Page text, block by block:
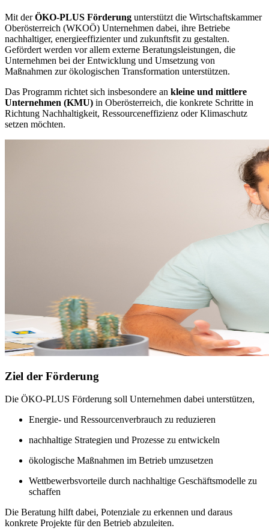
Mit derÖKO-PLUS Förderung unterstützt die Wirtschaftskammer
Oberösterreich (WKOÖ) Unternehmen dabei, ihre Betriebe
nachhaltiger, energieeffizienter und zukunftsfit zu gestalten.
Gefördert werden vor allem externe Beratungsleistungen, die
Unternehmen bei der Entwicklung und Umsetzung von
Maßnahmen zur ökologischen Transformation unterstützen.
Das Programm richtet sich insbesondere an kleine und mittlere
Unternehmen (KMU) in Oberösterreich, die konkrete Schritte in
Richtung Nachhaltigkeit, Ressourceneffizienz oder Klimaschutz
setzen möchten.
Ziel der Förderung
Die ÖKO-PLUS Förderung soll Unternehmen dabei unterstützen,
Energie- und Ressourcenverbrauch zu reduzieren
nachhaltige Strategien und Prozesse zu entwickeln
ökologische Maßnahmen im Betrieb umzusetzen
Wettbewerbsvorteile durch nachhaltige Geschäftsmodelle zu
schaffen
Die Beratung hilft dabei, Potenziale zu erkennen und daraus
konkrete Projekte für den Betrieb abzuleiten.